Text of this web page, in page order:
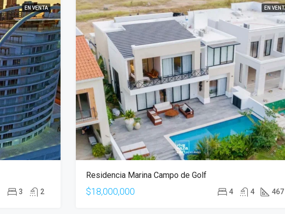
EN VENTA
3 2
EN
Residencia Marina Campo de Golf
$18,000,000 4 4 467